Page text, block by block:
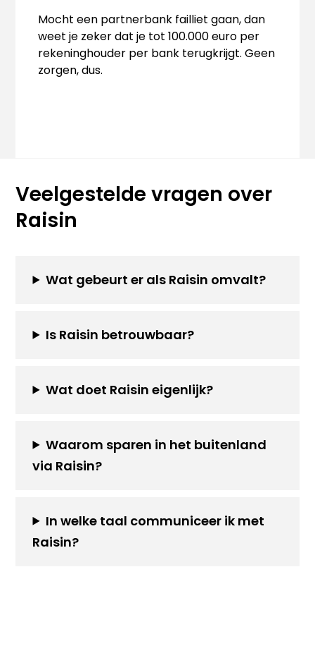
Mocht een partnerbank failliet gaan, dan
weet je zeker dat je tot 100.000 euro per
rekeninghouder per bank terugkrijgt. Geen
zorgen, dus.
Veelgestelde vragen over
Raisin
Wat gebeurt er als Raisin omvalt?
Is Raisin betrouwbaar?
Wat doet Raisin eigenlijk?
Waarom sparen in het buitenland
via Raisin?
In welke taal communiceer ik met
Raisin?